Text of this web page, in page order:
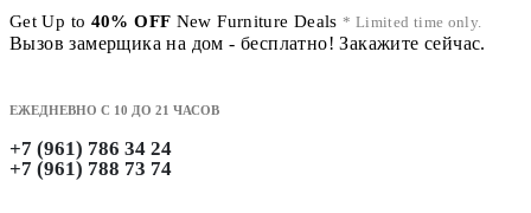
Get Up to 40% OFF New Furniture Deals * Limited time only.
Вызов замерщика на дом - бесплатно! Закажите сейчас.
ЕЖЕДНЕВНО С 10 ДО 21 ЧАСОВ
+7 (961) 786 34 24
+7 (961) 788 73 74